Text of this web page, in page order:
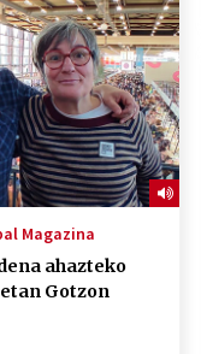
Itsas
eta
Magazina
ahazteko
Gotzon